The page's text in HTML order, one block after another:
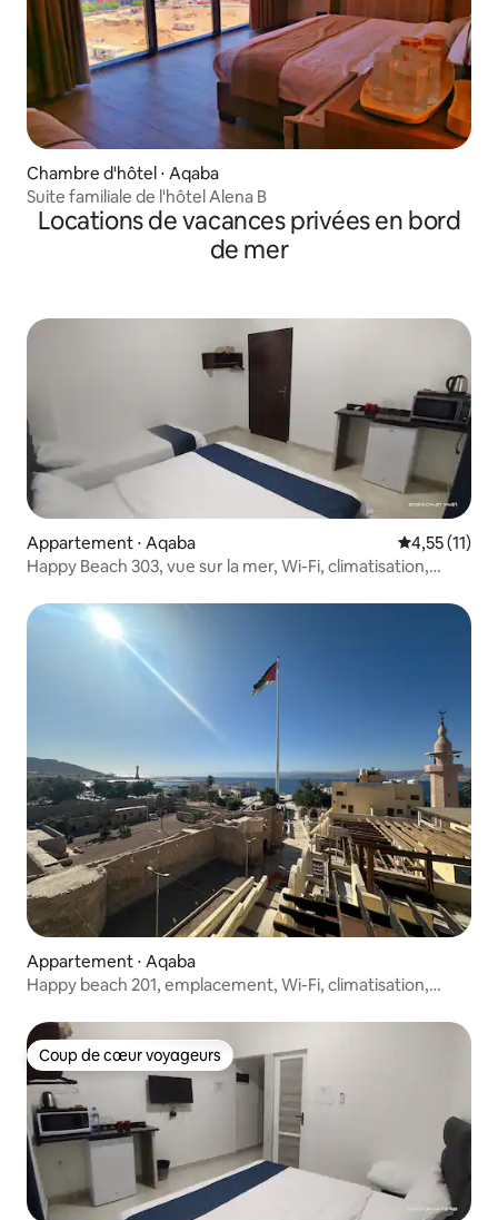
Chambre d'hôtel ⋅ Aqaba
Suite familiale de l'hôtel Alena B
Locations de vacances privées en bord
de mer
Appartement ⋅ Aqaba Évaluation
4,55 (11)
Happy Beach 303, vue sur la mer, Wi-Fi, climatisation,
Appartement ⋅ Aqaba
Happy beach 201, emplacement, Wi-Fi, climatisation,
Coup de cœur voyageurs
Coup de cœur voyageurs